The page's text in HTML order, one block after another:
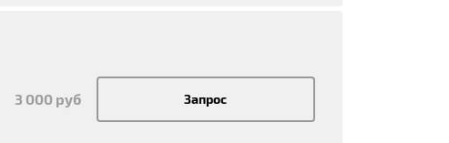
3 000 руб Запрос